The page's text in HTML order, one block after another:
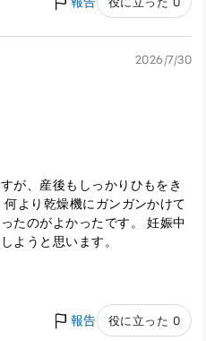
2026/7/30
が、産後もしっかりひもをき
より乾燥機にガンガンかけて
たのがよかったです。 妊娠中
ようと思います。
報告 役に立った 0